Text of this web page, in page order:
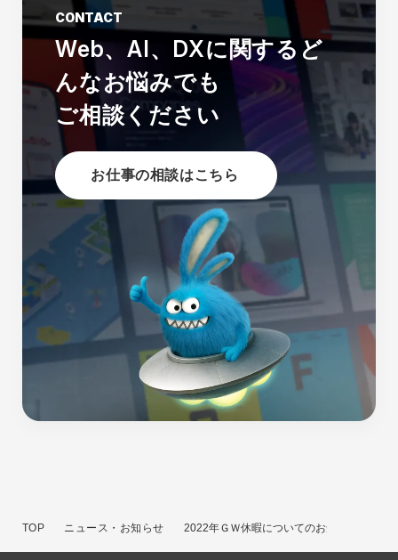
CONTACT
Web、AI、DXに関する ど
んなお悩みでも
ご相談ください
お仕事の相談はこちら
TOP ニュース・お知らせ 2022年ＧＷ休暇についてのお知らせ